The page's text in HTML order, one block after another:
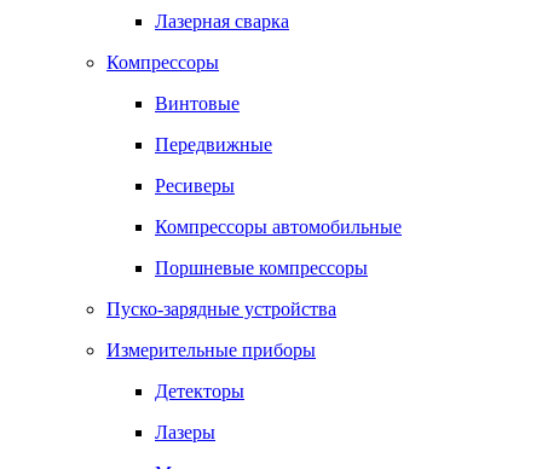
Лазерная сварка
Компрессоры
Винтовые
Передвижные
Ресиверы
Компрессоры автомобильные
Поршневые компрессоры
Пуско-зарядные устройства
Измерительные приборы
Детекторы
Лазеры